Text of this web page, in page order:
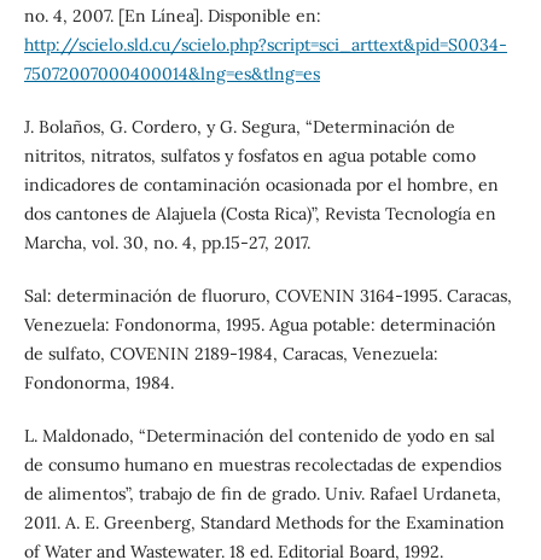
no. 4, 2007. [En Línea]. Disponible en:
http://scielo.sld.cu/scielo.php?script=sci_arttext&pid=S0034-
75072007000400014&lng=es&tlng=es
J. Bolaños, G. Cordero, y G. Segura, “Determinación de
nitritos, nitratos, sulfatos y fosfatos en agua potable como
indicadores de contaminación ocasionada por el hombre, en
dos cantones de Alajuela (Costa Rica)”, Revista Tecnología en
Marcha, vol. 30, no. 4, pp.15-27, 2017.
Sal: determinación de fluoruro, COVENIN 3164-1995. Caracas,
Venezuela: Fondonorma, 1995. Agua potable: determinación
de sulfato, COVENIN 2189-1984, Caracas, Venezuela:
Fondonorma, 1984.
L. Maldonado, “Determinación del contenido de yodo en sal
de consumo humano en muestras recolectadas de expendios
de alimentos”, trabajo de fin de grado. Univ. Rafael Urdaneta,
2011. A. E. Greenberg, Standard Methods for the Examination
of Water and Wastewater. 18 ed. Editorial Board, 1992.